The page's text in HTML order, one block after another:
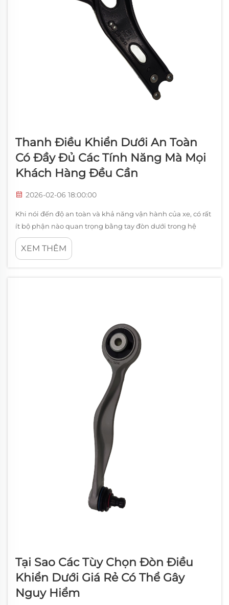
Thanh Điều Khiển Dưới An Toàn
Có Đầy Đủ Các Tính Năng Mà Mọi
Khách Hàng Đều Cần
2026-02-06 18:00:00
Khi nói đến độ an toàn và khả năng vận hành của xe, có rất
ít bộ phận nào quan trọng bằng tay đòn dưới trong hệ
thống treo của bạn. Bộ phận ô tô thiết yếu này kết nối
khung xe với càng lái (steering knuckle), cung cấp sự hỗ trợ
XEM THÊM
Tại Sao Các Tùy Chọn Đòn Điều
Khiển Dưới Giá Rẻ Có Thể Gây
Nguy Hiểm